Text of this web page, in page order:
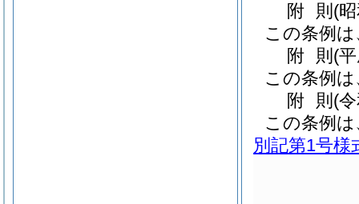
附 則 (
この条例
附 則 (
この条例
附 則 (
この条例
別記第1号様